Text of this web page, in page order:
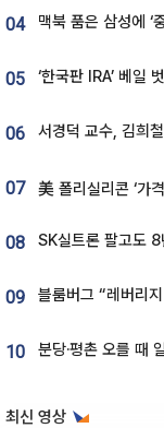
04
05
06
07
08
09
10
최신 영상